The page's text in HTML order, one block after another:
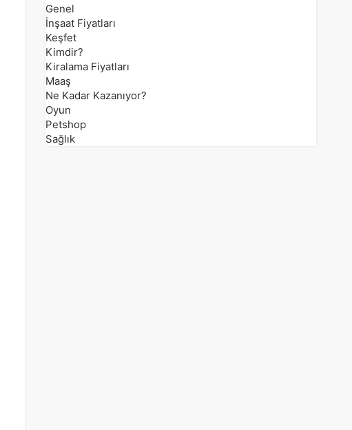
Genel
İnşaat Fiyatları
Keşfet
Kimdir?
Kiralama Fiyatları
Maaş
Ne Kadar Kazanıyor?
Oyun
Petshop
Sağlık